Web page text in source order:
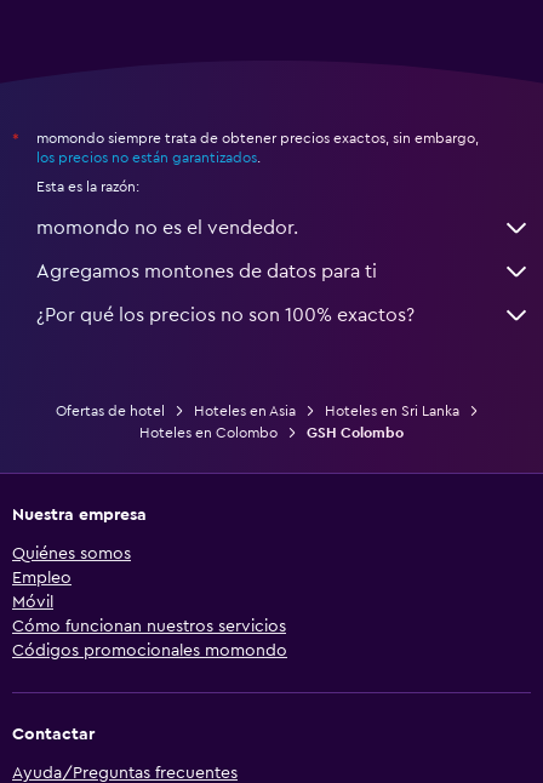
*
momondo siempre trata de obtener precios exactos, sin embargo,
los precios no están garantizados
Esta es la razón:
momondo no es el vendedor.
Agregamos montones de datos para ti
¿Por qué los precios no son 100% exactos?
Ofertas de hotel Hoteles en Asia
Hoteles en Sri Lanka
Hoteles en Colombo
GSH Colombo
Nuestra empresa
Quiénes somos
Empleo
Móvil
Cómo funcionan nuestros servicios
Códigos promocionales momondo
Contactar
Ayuda/Preguntas frecuentes